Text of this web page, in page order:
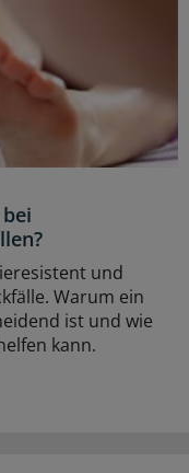
und
Warum ein
ist und wie
kann.